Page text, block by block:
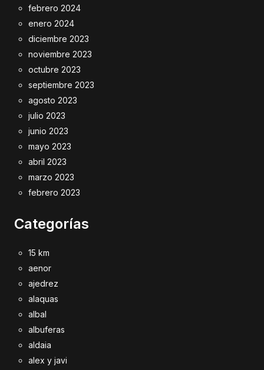
febrero 2024
enero 2024
diciembre 2023
noviembre 2023
octubre 2023
septiembre 2023
agosto 2023
julio 2023
junio 2023
mayo 2023
abril 2023
marzo 2023
febrero 2023
Categorías
15 km
aenor
ajedrez
alaquas
albal
albuferas
aldaia
alex y javi